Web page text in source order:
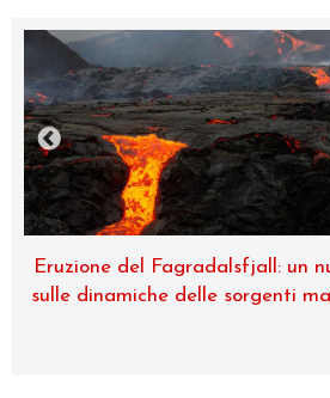
Eruzione del Fagradalsfjall: un
sulle dinamiche delle sorgenti